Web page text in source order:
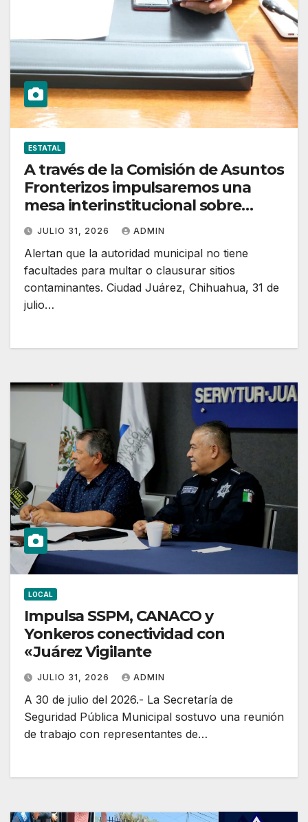
ESTATAL
A través de la Comisión de Asuntos
Fronterizos impulsaremos una
mesa interinstitucional sobre
contaminación: diputada Pérez
Reyes
JULIO 31, 2026 ADMIN
Alertan que la autoridad municipal no tiene
facultades para multar o clausurar sitios
contaminantes. Ciudad Juárez, Chihuahua, 31 de
julio…
LOCAL
Impulsa SSPM, CANACO y
Yonkeros conectividad con
«Juárez Vigilante
JULIO 31, 2026 ADMIN
A 30 de julio del 2026.- La Secretaría de
Seguridad Pública Municipal sostuvo una reunión
de trabajo con representantes de…